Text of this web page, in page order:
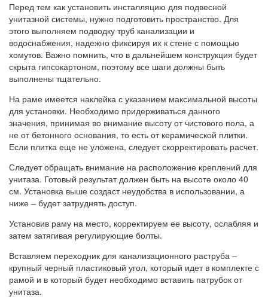
Перед тем как установить инсталляцию для подвесной
унитазной системы, нужно подготовить пространство. Для
этого выполняем подводку труб канализации и
водоснабжения, надежно фиксируя их к стене с помощью
хомутов. Важно помнить, что в дальнейшем конструкция будет
скрыта гипсокартоном, поэтому все шаги должны быть
выполнены тщательно.
На раме имеется наклейка с указанием максимальной высоты
для установки. Необходимо придерживаться данного
значения, принимая во внимание высоту от чистового пола, а
не от бетонного основания, то есть от керамической плитки.
Если плитка еще не уложена, следует скорректировать расчет.
Следует обращать внимание на расположение креплений для
унитаза. Готовый результат должен быть на высоте около 40
см. Установка выше создаст неудобства в использовании, а
ниже – будет затруднять доступ.
Установив раму на место, корректируем ее высоту, ослабляя и
затем затягивая регулирующие болты.
Вставляем переходник для канализационного раструба –
крупный черный пластиковый угол, который идет в комплекте с
рамой и в который будет необходимо вставить патрубок от
унитаза.